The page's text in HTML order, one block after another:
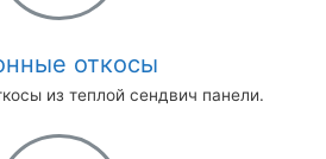
откосы
из теплой сендвич панели.